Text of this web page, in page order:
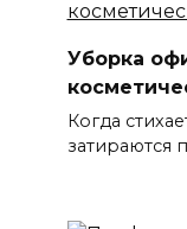
Уборка
Когда
затираются